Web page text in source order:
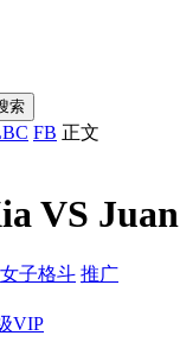
索
FB 正文
VS Juan
女子格斗 推广
VIP